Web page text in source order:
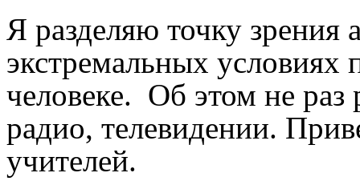
Я разделяю точку зрения
экстремальных условиях
человеке. Об этом не раз
радио, телевидении.
учителей.